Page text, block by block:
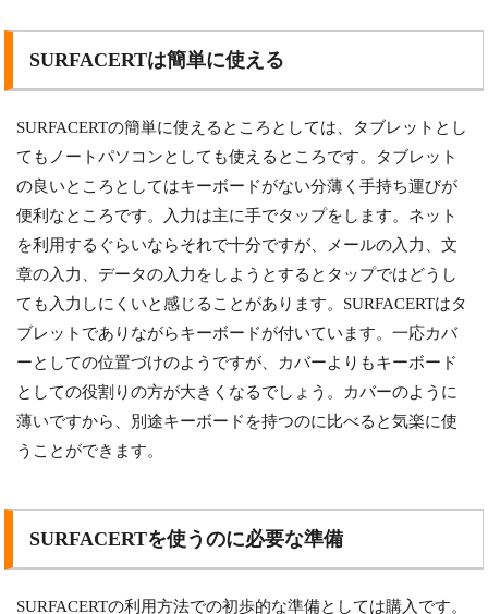
SURFACERTは簡単に使える
SURFACERTの簡単に使えるところとしては、タブレットとし
てもノートパソコンとしても使えるところです。タブレット
の良いところとしてはキーボードがない分薄く手持ち運びが
便利なところです。入力は主に手でタップをします。ネット
を利用するぐらいならそれで十分ですが、メールの入力、文
章の入力、データの入力をしようとするとタップではどうし
ても入力しにくいと感じることがあります。SURFACERTはタ
ブレットでありながらキーボードが付いています。一応カバ
ーとしての位置づけのようですが、カバーよりもキーボード
としての役割りの方が大きくなるでしょう。カバーのように
薄いですから、別途キーボードを持つのに比べると気楽に使
うことができます。
SURFACERTを使うのに必要な準備
SURFACERTの利用方法での初歩的な準備としては購入です。